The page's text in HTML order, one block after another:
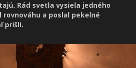
Rád svetla vysiela jedného
rovnováhu a poslal pekelné
prišli.